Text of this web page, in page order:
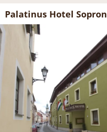
Palatinus Hotel Sopron